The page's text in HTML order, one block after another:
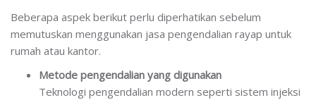
Beberapa aspek berikut perlu diperhatikan sebelum
memutuskan menggunakan jasa pengendalian rayap untuk
rumah atau kantor.
Metode pengendalian yang digunakan
Teknologi pengendalian modern seperti sistem injeksi